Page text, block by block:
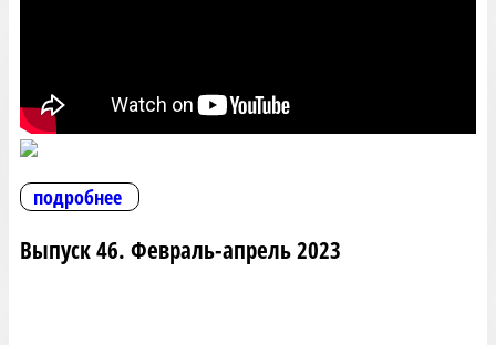
подробнее
Выпуск 46. Февраль-апрель 2023